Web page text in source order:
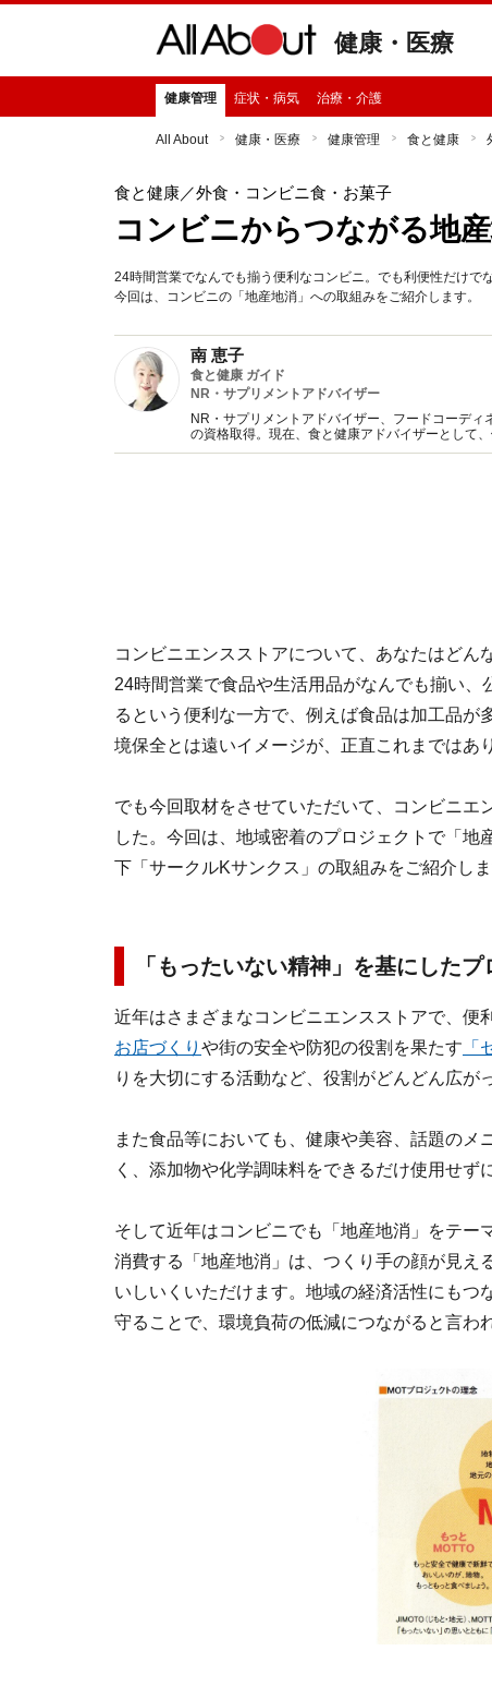
健康・医療
健康管理 症状・病気 治療・介護
All About 健康・医療 健康管理 食と健康
食と健康／外食・コンビニ食・お菓子
コンビニからつながる地
24時間営業でなんでも揃う便利なコンビニ。でも利便性だけで
今回は、コンビニの「地産地消」への取組みをご紹介します。
南 恵子
食と健康 ガイド
NR・サプリメントアドバイザー
NR・サプリメントアドバイザー、フードコーデ
の資格取得。現在、食と健康アドバイザーとして
活動。毎日の健康管理に欠かせない食に関する豊
コンビニエンスストアについて、あなたはどん
24時間営業で食品や生活用品がなんでも揃い
るという便利な一方で、例えば食品は加工品
境保全とは遠いイメージが、正直これまではあ
でも今回取材をさせていただいて、コンビニエ
した。今回は、地域密着のプロジェクトで「地
下「サークルKサンクス」の取組みをご紹介しま
「もったいない精神」を基にしたプ
近年はさまざまなコンビニエンスストアで、便
お店づくり や街の安全や防犯の役割を果たす 「
りを大切にする活動など、役割がどんどん広が
また食品等においても、健康や美容、話題の
く、添加物や化学調味料をできるだけ使用せず
そして近年はコンビニでも「地産地消」をテ
消費する「地産地消」は、つくり手の顔が見え
いしいくいただけます。地域の経済活性にもつ
守ることで、環境負荷の低減につながると言わ